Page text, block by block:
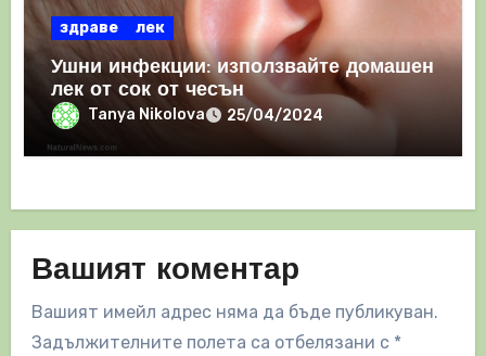
здраве лек
Ушни инфекции: използвайте домашен
лек от сок от чесън
Tanya Nikolova 25/04/2024
Вашият коментар
Вашият имейл адрес няма да бъде публикуван.
Задължителните полета са отбелязани с *